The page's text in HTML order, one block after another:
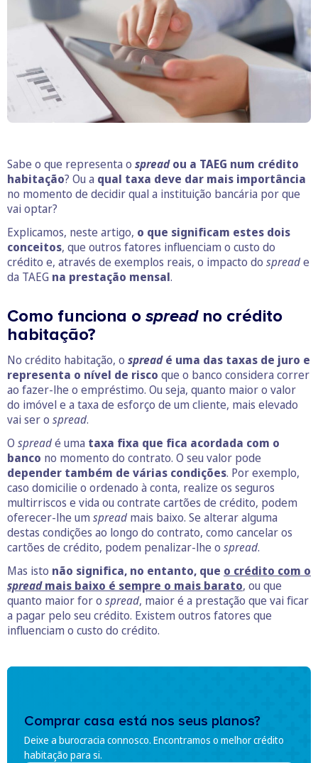
Sabe o que representa o spreadou a TAEG num crédito
habitação? Ou a qual taxa deve dar mais importância
no momento de decidir qual a instituição bancária por que
vai optar?
Explicamos, neste artigo, o que significam estes dois
conceitos, que outros fatores influenciam o custo do
crédito e, através de exemplos reais, o impacto do spreade
da TAEG na prestação mensal.
Como funciona o spread no crédito
habitação?
No crédito habitação, o spreadé uma das taxas de juro e
representa o nível de risco que o banco considera correr
ao fazer-lhe o empréstimo. Ou seja, quanto maior o valor
do imóvel e a taxa de esforço de um cliente, mais elevado
vai ser o spread.
O spreadé uma taxa fixa que fica acordada com o
banco no momento do contrato. O seu valor pode
depender também de várias condições. Por exemplo,
caso domicilie o ordenado à conta, realize os seguros
multirriscos e vida ou contrate cartões de crédito, podem
oferecer-lhe um spread mais baixo. Se alterar alguma
destas condições ao longo do contrato, como cancelar os
cartões de crédito, podem penalizar-lhe o spread.
Mas isto não significa, no entanto, que o crédito com o
spreadmais baixo é sempre o mais barato, ou que
quanto maior for o spread, maior é a prestação que vai ficar
a pagar pelo seu crédito. Existem outros fatores que
influenciam o custo do crédito.
Comprar casa está nos seus planos?
Deixe a burocracia connosco. Encontramos o melhor crédito
habitação para si.